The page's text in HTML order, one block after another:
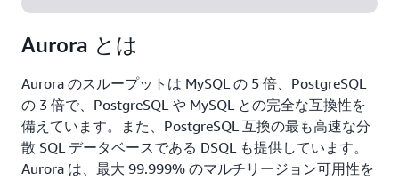
Aurora とは
Aurora のスループットは MySQL の 5 倍、PostgreSQL
の 3 倍で、PostgreSQL や MySQL との完全な互換性を
備えています。また、PostgreSQL 互換の最も高速な分
散 SQL データベースである DSQL も提供しています。
Aurora は、最大 99.999% のマルチリージョン可用性を